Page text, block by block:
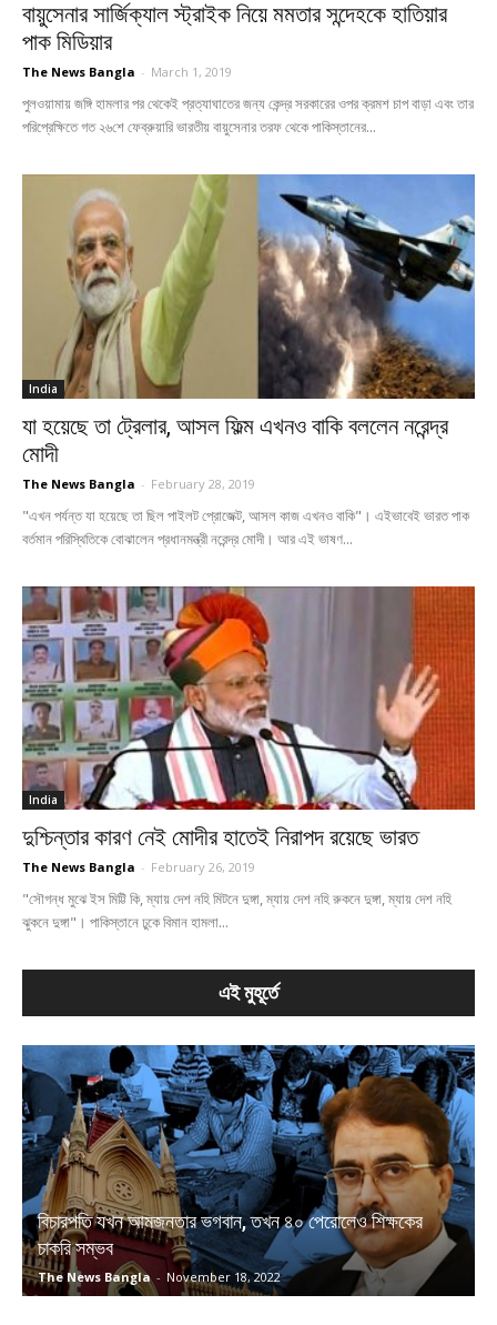
বায়ুসেনার সার্জিক্যাল স্ট্রাইক নিয়ে মমতার সন্দেহকে হাতিয়ার
পাক মিডিয়ার
The News Bangla - March 1, 2019
পুলওয়ামায় জঙ্গি হামলার পর থেকেই প্রত্যাঘাতের জন্য কেন্দ্র সরকারের ওপর ক্রমশ চাপ বাড়া এবং তার
পরিপ্রেক্ষিতে গত ২৬শে ফেব্রুয়ারি ভারতীয় বায়ুসেনার তরফ থেকে পাকিস্তানের...
India
যা হয়েছে তা ট্রেলার, আসল ফিল্ম এখনও বাকি বললেন নরেন্দ্র
মোদী
The News Bangla - February 28, 2019
"এখন পর্যন্ত যা হয়েছে তা ছিল পাইলট প্রোজেক্ট, আসল কাজ এখনও বাকি"। এইভাবেই ভারত পাক
বর্তমান পরিস্থিতিকে বোঝালেন প্রধানমন্ত্রী নরেন্দ্র মোদী। আর এই ভাষণ...
India
দুশ্চিন্তার কারণ নেই মোদীর হাতেই নিরাপদ রয়েছে ভারত
The News Bangla - February 26, 2019
"সৌগন্ধ মুঝে ইস মিট্টি কি, ম্যায় দেশ নহি মিটনে দুঙ্গা, ম্যায় দেশ নহি রুকনে দুঙ্গা, ম্যায় দেশ নহি
ঝুকনে দুঙ্গা"। পাকিস্তানে ঢুকে বিমান হামলা...
এই মুহূর্তে
বিচারপতি যখন আমজনতার ভগবান, তখন ৪০ পেরোলেও শিক্ষকের
চাকরি সম্ভব
The News Bangla - November 18, 2022